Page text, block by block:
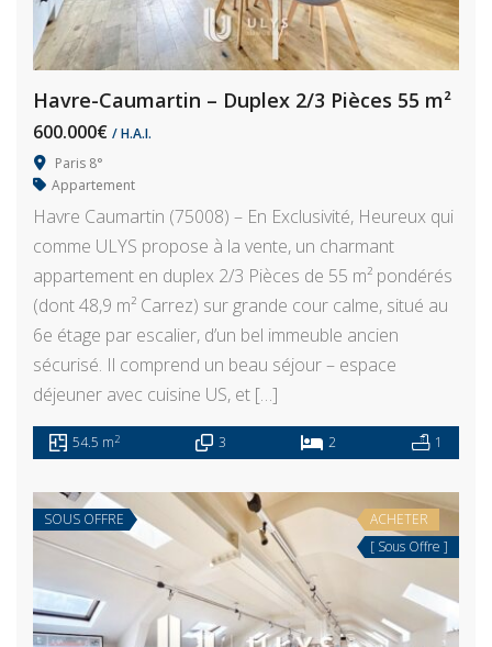
Havre-Caumartin – Duplex 2/3 Pièces 55 m²
600.000€ / H.A.I.
Paris 8°
Appartement
Havre Caumartin (75008) – En Exclusivité, Heureux qui
comme ULYS propose à la vente, un charmant
appartement en duplex 2/3 Pièces de 55 m² pondérés
(dont 48,9 m² Carrez) sur grande cour calme, situé au
6e étage par escalier, d’un bel immeuble ancien
sécurisé. Il comprend un beau séjour – espace
déjeuner avec cuisine US, et […]
54.5 m2 3 2 1
SOUS OFFRE
ACHETER
[ Sous Offre ]